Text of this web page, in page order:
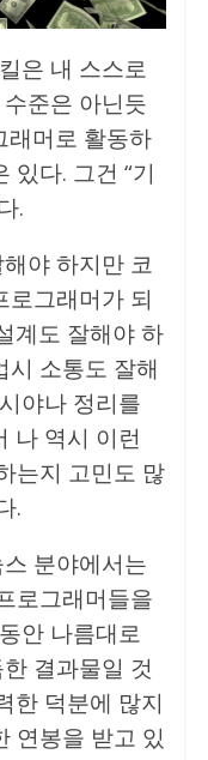
은 내 스스로
준은 아닌듯
래머로 활동하
있다. 그건 “기
.
야 하지만 코
로그래머가 되
계도 잘해야 하
시 소통도 잘해
야나 정리를
나 역시 이런
는지 고민도 많
.
분야에서는
로그래머들을
안 나름대로
결과물일 것
한 덕분에 많지
연봉을 받고 있